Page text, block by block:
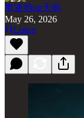
車迷狗up天地
May 26, 2026
Listen